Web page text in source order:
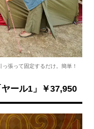
張って固定するだけ。簡単！
ール1」￥37,950